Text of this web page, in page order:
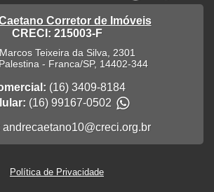
Corretor de Imóveis
CRECI: 215003-F
Teixeira da Silva, 2301
- Franca/SP, 14402-344
(16) 3409-8184
(16) 99167-0502
andrecaetano10@creci.org.br
Política de Privacidade